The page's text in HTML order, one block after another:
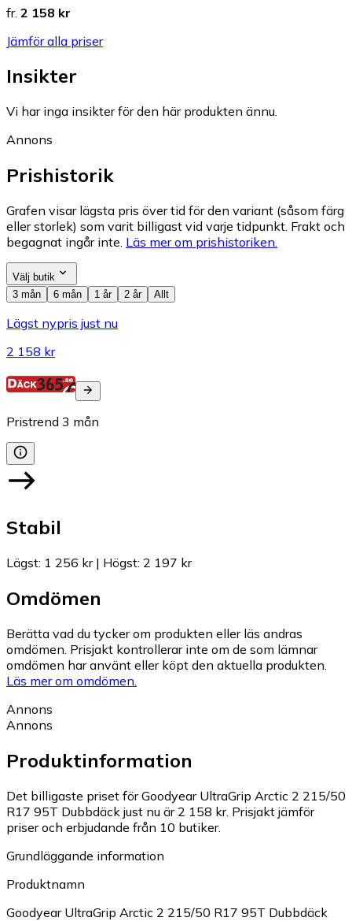
fr. 2 158 kr
Jämför alla priser
Insikter
Vi har inga insikter för den här produkten ännu.
Annons
Prishistorik
Grafen visar lägsta pris över tid för den variant (såsom färg
eller storlek) som varit billigast vid varje tidpunkt. Frakt och
begagnat ingår inte. Läs mer om prishistoriken.
Välj butik
3 mån
6 mån 1 år 2 år Allt
Lägst nypris just nu
2 158 kr
Pristrend 3 mån
Stabil
Lägst: 1 256 kr| Högst: 2 197 kr
Omdömen
Berätta vad du tycker om produkten eller läs andras
omdömen. Prisjakt kontrollerar inte om de som lämnar
omdömen har använt eller köpt den aktuella produkten.
Läs mer om omdömen.
Annons
Annons
Produktinformation
Det billigaste priset för Goodyear UltraGrip Arctic 2 215/50
R17 95T Dubbdäck just nu är 2 158 kr. Prisjakt jämför
priser och erbjudande från 10 butiker.
Grundläggande information
Produktnamn
Goodyear UltraGrip Arctic 2 215/50 R17 95T Dubbdäck